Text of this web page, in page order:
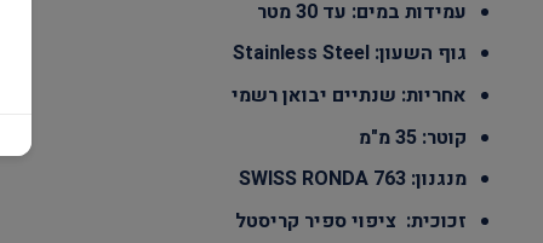
עמידות במים: עד 30 מטר
גוף השעון: Stainless Steel
אחריות: שנתיים יבואן רשמי
קוטר: 35 מ"מ
מנגנון: SWISS RONDA 763
זכוכית: ציפוי ספיר קריסטל